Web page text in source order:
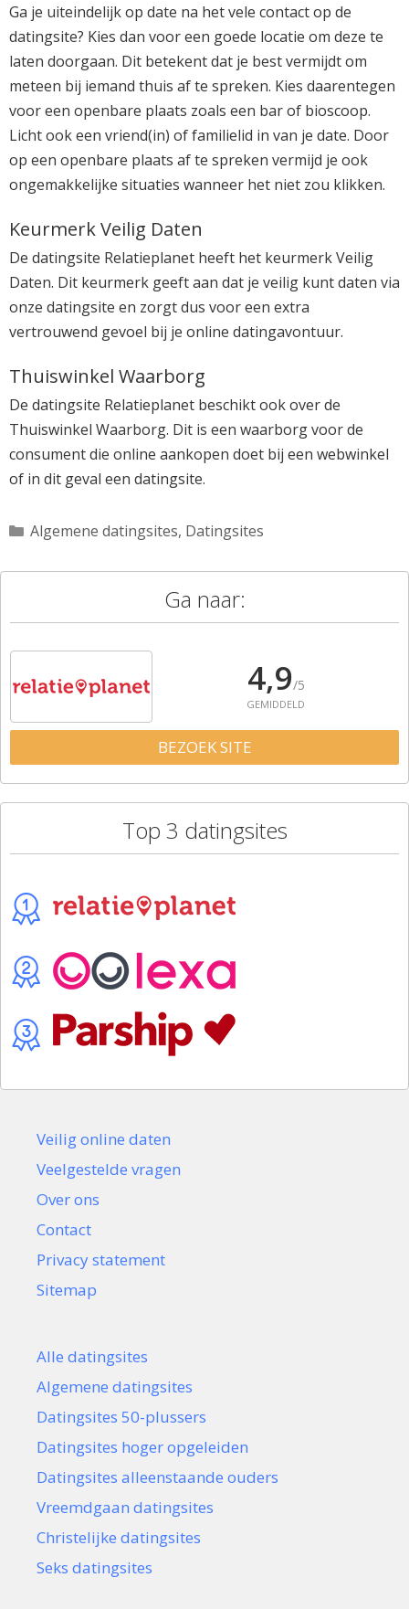
Ga je uiteindelijk op date na het vele contact op de
datingsite? Kies dan voor een goede locatie om deze te
laten doorgaan. Dit betekent dat je best vermijdt om
meteen bij iemand thuis af te spreken. Kies daarentegen
voor een openbare plaats zoals een bar of bioscoop.
Licht ook een vriend(in) of familielid in van je date. Door
op een openbare plaats af te spreken vermijd je ook
ongemakkelijke situaties wanneer het niet zou klikken.
Keurmerk Veilig Daten
De datingsite Relatieplanet heeft het keurmerk Veilig
Daten. Dit keurmerk geeft aan dat je veilig kunt daten via
onze datingsite en zorgt dus voor een extra
vertrouwend gevoel bij je online datingavontuur.
Thuiswinkel Waarborg
De datingsite Relatieplanet beschikt ook over de
Thuiswinkel Waarborg. Dit is een waarborg voor de
consument die online aankopen doet bij een webwinkel
of in dit geval een datingsite.
Categorieën
Algemene datingsites, Datingsites
Ga naar:
4,9/5
GEMIDDELD
BEZOEK SITE
Top 3 datingsites
Veilig online daten
Veelgestelde vragen
Over ons
Contact
Privacy statement
Sitemap
Alle datingsites
Algemene datingsites
Datingsites 50-plussers
Datingsites hoger opgeleiden
Datingsites alleenstaande ouders
Vreemdgaan datingsites
Christelijke datingsites
Seks datingsites